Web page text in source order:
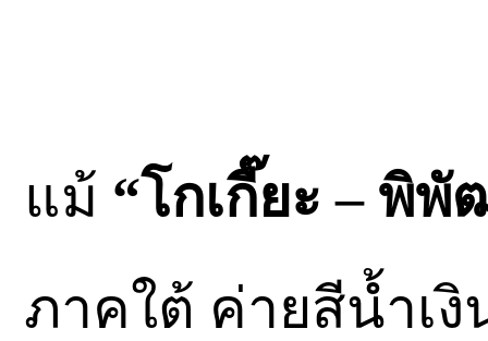
แม้ “โกเกี๊ยะ – พิ
ภาคใต้ ค่ายสีนํ้าเ